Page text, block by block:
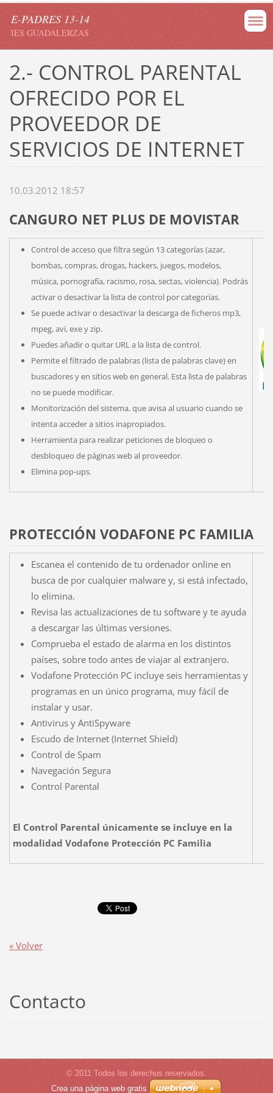
E-PADRES 13-14
IES GUADALERZAS
2.- CONTROL PARENTAL
OFRECIDO POR EL
PROVEEDOR DE
SERVICIOS DE INTERNET
10.03.2012 18:57
CANGURO NET PLUS DE MOVISTAR
Control de acceso que filtra según 13 categorías (azar,
bombas, compras, drogas, hackers, juegos, modelos,
música, pornografía, racismo, rosa, sectas, violencia). Podrás
activar o desactivar la lista de control por categorías.
Se puede activar o desactivar la descarga de ficheros mp3,
mpeg, avi, exe y zip.
Puedes añadir o quitar URL a la lista de control.
Permite el filtrado de palabras (lista de palabras clave) en
buscadores y en sitios web en general. Esta lista de palabras
no se puede modificar.
Monitorización del sistema, que avisa al usuario cuando se
intenta acceder a sitios inapropiados.
Herramienta para realizar peticiones de bloqueo o
desbloqueo de páginas web al proveedor.
Elimina pop-ups.
PROTECCIÓN VODAFONE PC FAMILIA
Escanea el contenido de tu ordenador online en
busca de por cualquier malware y, si está infectado,
lo elimina.
Revisa las actualizaciones de tu software y te ayuda
a descargar las últimas versiones.
Comprueba el estado de alarma en los distintos
países, sobre todo antes de viajar al extranjero.
Vodafone Protección PC incluye seis herramientas y
programas en un único programa, muy fácil de
instalar y usar.
Antivirus y AntiSpyware
Escudo de Internet (Internet Shield)
Control de Spam
Navegación Segura
Control Parental
El Control Parental únicamente se incluye en la
modalidad Vodafone Protección PC Familia
« Volver
Contacto
© 2011 Todos los derechos reservados.
Crea una página web gratis